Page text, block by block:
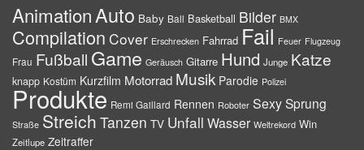
AnimationAuto Baby Ball Basketball Bilder BMX
Compilation Cover Erschrecken Fahrrad Fail Feuer Flugzeug
Frau Fußball Game Geräusch Gitarre Hund Junge Katze
knapp Kostüm Kurzfilm Motorrad Musik Parodie Polizei
Produkte Remi Gaillard Rennen Roboter SexySprung
Straße Streich Tanzen TV Unfall Wasser Weltrekord Win
Zeitlupe Zeitraffer